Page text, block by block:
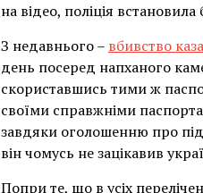
на відео, поліція
З недавнього – вбивство
день посеред напханого
скориставшись тими ж
своїми справжніми
завдяки оголошенню про
він чомусь не зацікавив
Попри те, що в усіх